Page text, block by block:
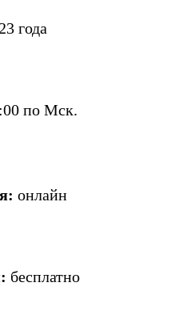
года
по Мск.
онлайн
бесплатно